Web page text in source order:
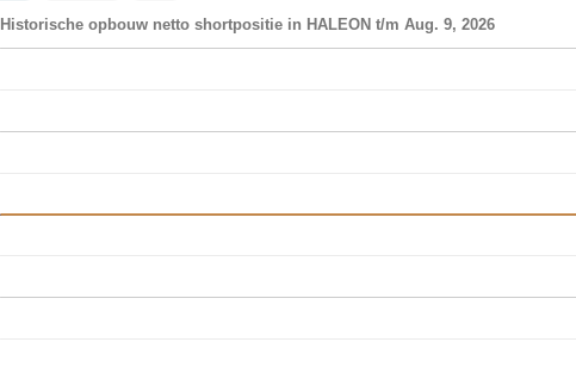
Historische opbouw netto shortpositie in HALEON t/m Aug. 9, 2026